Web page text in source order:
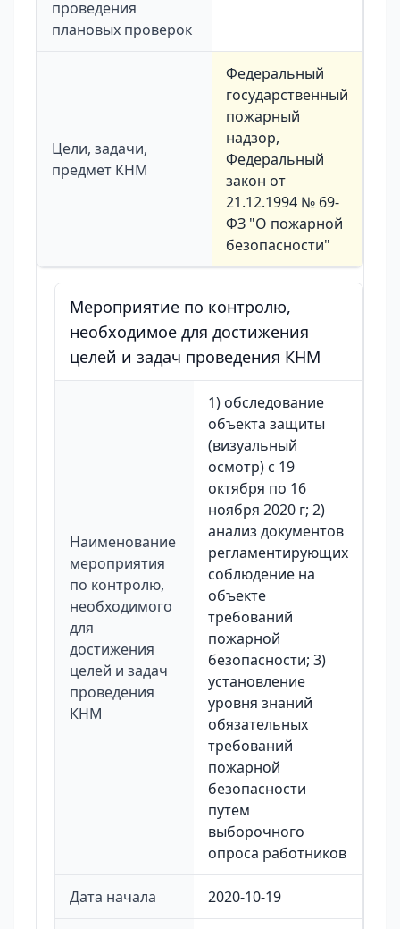
проведения
плановых проверок
Цели, задачи,
предмет КНМ
Федеральный
государственный
пожарный
надзор,
Федеральный
закон от
21.12.1994 № 69-
ФЗ "О пожарной
безопасности"
Мероприятие по контролю,
необходимое для достижения
целей и задач проведения КНМ
Наименование
мероприятия
по контролю,
необходимого
для
достижения
целей и задач
проведения
КНМ
1) обследование
объекта защиты
(визуальный
осмотр) с 19
октября по 16
ноября 2020 г; 2)
анализ документов
регламентирующих
соблюдение на
объекте
требований
пожарной
безопасности; 3)
установление
уровня знаний
обязательных
требований
пожарной
безопасности
путем
выборочного
опроса работников
Дата начала 2020-10-19